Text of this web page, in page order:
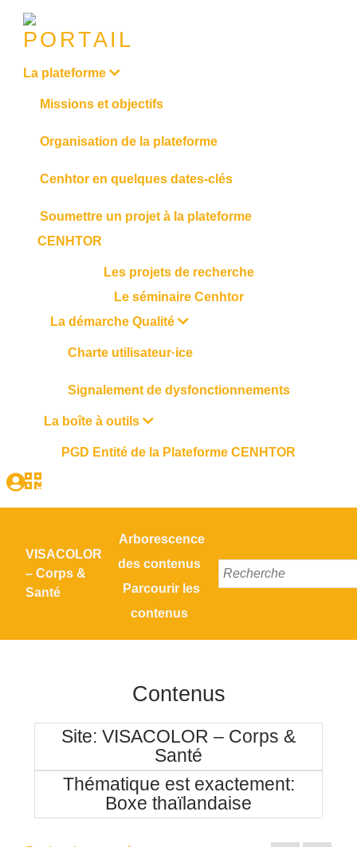
La plateforme
Missions et objectifs
Organisation de la plateforme
Cenhtor en quelques dates-clés
Soumettre un projet à la plateforme
CENHTOR
Les projets de recherche
Le séminaire Cenhtor
La démarche Qualité
Charte utilisateur·ice
Signalement de dysfonctionnements
La boîte à outils
PGD Entité de la Plateforme CENHTOR
VISACOLOR
– Corps &
Santé
Arborescence
des contenus
Parcourir les
contenus
Contenus
Site VISACOLOR – Corps &
Santé
Thématique est exactement
Boxe thaïlandaise